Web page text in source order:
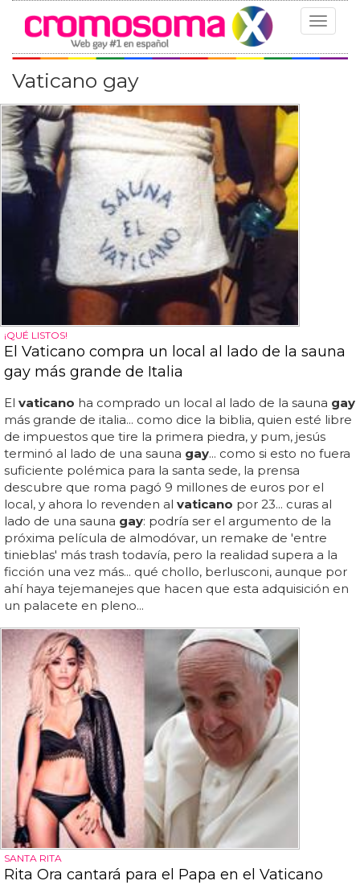
Toggle
Vaticano gay
¡QUÉ LISTOS!
El Vaticano compra un local al lado de la sauna
gay más grande de Italia
El vaticano ha comprado un local al lado de la sauna gay
más grande de italia... como dice la biblia, quien esté libre
de impuestos que tire la primera piedra, y pum, jesús
terminó al lado de una sauna gay... como si esto no fuera
suficiente polémica para la santa sede, la prensa
descubre que roma pagó 9 millones de euros por el
local, y ahora lo revenden al vaticano por 23... curas al
lado de una sauna gay: podría ser el argumento de la
próxima película de almodóvar, un remake de 'entre
tinieblas' más trash todavía, pero la realidad supera a la
ficción una vez más... qué chollo, berlusconi, aunque por
ahí haya tejemanejes que hacen que esta adquisición en
un palacete en pleno...
SANTA RITA
Rita Ora cantará para el Papa en el Vaticano